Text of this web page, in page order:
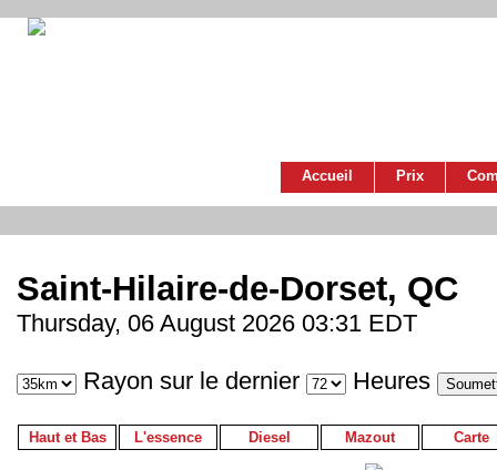
Accueil Prix
Saint-Hilaire-de-Dorset, QC
Thursday, 06 August 2026 03:31 EDT
Rayon sur le dernier Heures
Haut et Bas L'essence Diesel Mazout Carte